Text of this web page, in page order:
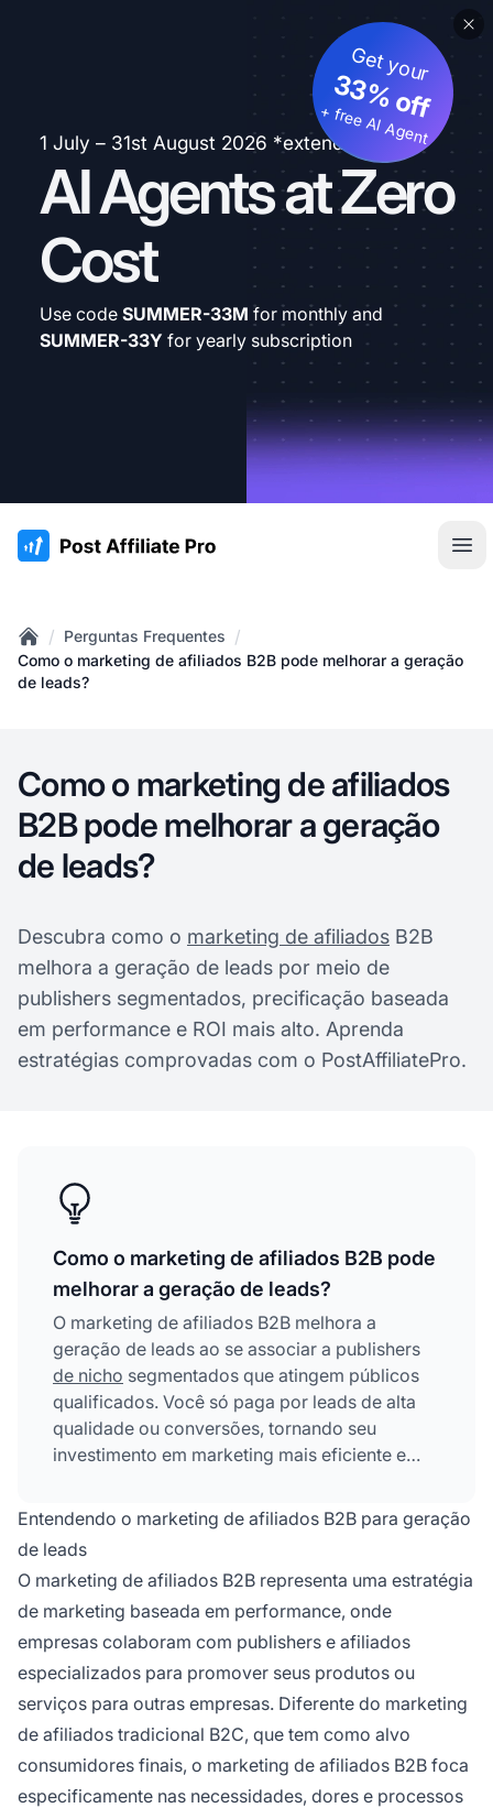
1 July – 31st August 2026 *extended
AI Agents at Zero
Cost
Get your
33% off
+ free AI Agent
Use code SUMMER-33M for monthly and
SUMMER-33Y for yearly subscription
:site.title
Home
/ Perguntas Frequentes /
Como o marketing de afiliados B2B pode melhorar a geração
de leads?
Como o marketing de afiliados
B2B pode melhorar a geração
de leads?
Descubra como o marketing de afiliados B2B
melhora a geração de leads por meio de
publishers segmentados, precificação baseada
em performance e ROI mais alto. Aprenda
estratégias comprovadas com o PostAffiliatePro.
Como o marketing de afiliados B2B pode
melhorar a geração de leads?
O marketing de afiliados B2B melhora a
geração de leads ao se associar a publishers
de nicho segmentados que atingem públicos
qualificados. Você só paga por leads de alta
qualidade ou conversões, tornando seu
investimento em marketing mais eficiente e
comparação aos métodos tradicionais de
publicidade.
Entendendo o marketing de afiliados B2B para geração
de leads
O marketing de afiliados B2B representa uma estratégia
de marketing baseada em performance, onde
empresas colaboram com publishers e afiliados
especializados para promover seus produtos ou
serviços para outras empresas. Diferente do marketing
de afiliados tradicional B2C, que tem como alvo
consumidores finais, o marketing de afiliados B2B foca
especificamente nas necessidades, dores e processos